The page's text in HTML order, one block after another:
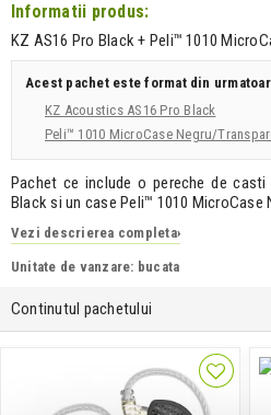
Informatii produs:
KZ AS16 Pro Black + Peli™ 1010
Acest pachet este format din
KZ Acoustics AS16 Pro Black
Peli™ 1010 MicroCase Negru/
Pachet ce include o pereche de
Black si un case Peli™ 1010 MicroCase
Vezi descrierea completa›
Unitate de vanzare: bucata
Continutul pachetului